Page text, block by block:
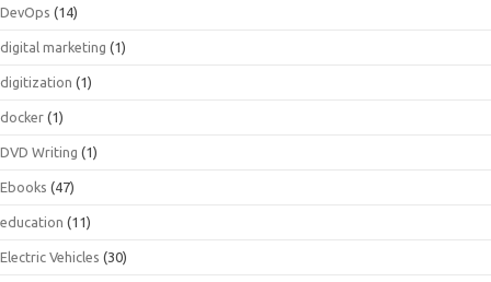
DevOps (14)
digital marketing (1)
digitization (1)
docker (1)
DVD Writing (1)
Ebooks (47)
education (11)
Electric Vehicles (30)